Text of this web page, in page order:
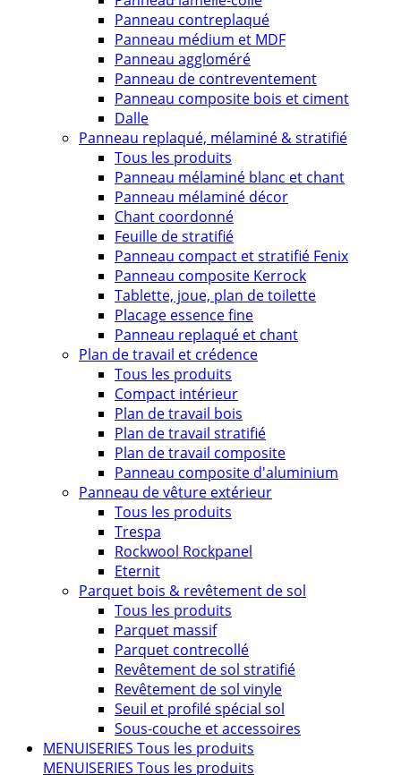
Panneau contreplaqué
Panneau médium et MDF
Panneau aggloméré
Panneau de contreventement
Panneau composite bois et ciment
Dalle
Panneau replaqué, mélaminé & stratifié
Tous les produits
Panneau mélaminé blanc et chant
Panneau mélaminé décor
Chant coordonné
Feuille de stratifié
Panneau compact et stratifié Fenix
Panneau composite Kerrock
Tablette, joue, plan de toilette
Placage essence fine
Panneau replaqué et chant
Plan de travail et crédence
Tous les produits
Compact intérieur
Plan de travail bois
Plan de travail stratifié
Plan de travail composite
Panneau composite d'aluminium
Panneau de vêture extérieur
Tous les produits
Trespa
Rockwool Rockpanel
Eternit
Parquet bois & revêtement de sol
Tous les produits
Parquet massif
Parquet contrecollé
Revêtement de sol stratifié
Revêtement de sol vinyle
Seuil et profilé spécial sol
Sous-couche et accessoires
MENUISERIES Tous les produits
MENUISERIES Tous les produits